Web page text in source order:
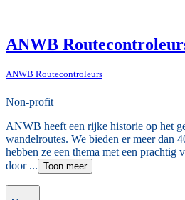
ANWB
ANWB Routecontroleurs
Non-profit
ANWB heeft een rijke historie op het
wandelroutes. We bieden er meer dan
hebben ze een thema met een prachtig
door ... Toon meer